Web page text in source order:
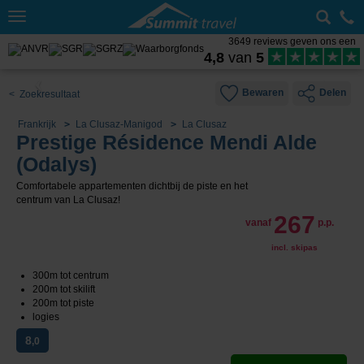
Toggle
3649 reviews geven ons een
4,8 van 5
< Zoekresultaat Bewaren Delen
Frankrijk La Clusaz-Manigod La Clusaz
Prestige Résidence Mendi Alde
(Odalys)
Comfortabele appartementen dichtbij de piste en het
centrum van La Clusaz!
vanaf 267 p.p.
incl. skipas
300m tot centrum
200m tot skilift
200m tot piste
logies
8,0